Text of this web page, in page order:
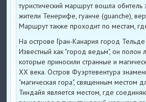
туристический маршрут вошла обитель
жители Тенерифе, гуанче (guanche),
Маршрут также проходит по местам,
На острове Гран-Канария город
Известный как "город ведьм", он полон
которые приносили странные и
ХХ века. Остров Фуэртевентура
"магическая гора", священным местом
Тиндайя является местом, где